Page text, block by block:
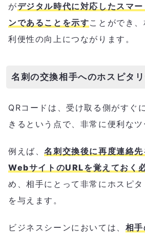
がデジタル時代に対応したスマ
ンであることを示すことができ
利便性の向上につながります。
名刺の交換相手へのホスピタ
QRコードは、受け取る側がすぐ
きるという点で、非常に便利なツ
例えば、名刺交換後に再度連絡先
WebサイトのURLを覚えておく
め、相手にとって非常にホスピ
を与えます。
ビジネスシーンにおいては、 相